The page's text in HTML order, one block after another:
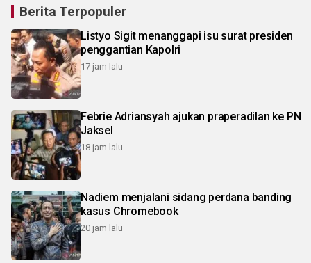
Berita Terpopuler
Listyo Sigit menanggapi isu surat presiden
penggantian Kapolri
17 jam lalu
Febrie Adriansyah ajukan praperadilan ke PN
Jaksel
18 jam lalu
Nadiem menjalani sidang perdana banding
kasus Chromebook
20 jam lalu